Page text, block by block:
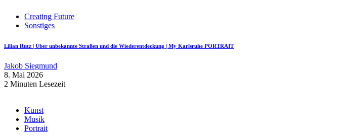
Creating Future
Sonstiges
Lilian Rutz | Über unbekannte Straßen und die Wiederentdeckung | My Karlsruhe PORTRAIT
Jakob Siegmund
8. Mai 2026
2 Minuten Lesezeit
Kunst
Musik
Portrait